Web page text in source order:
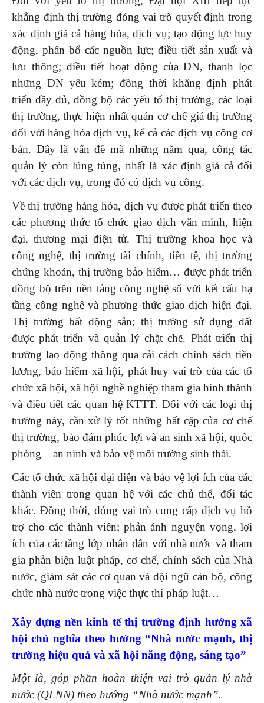
khẳng định thị trường đóng vai trò quyết định trong
xác định giá cả hàng hóa, dịch vụ; tạo động lực huy
động, phân bổ các nguồn lực; điều tiết sản xuất và
lưu thông; điều tiết hoạt động của DN, thanh lọc
những DN yếu kém; đồng thời khẳng định phát
triển đầy đủ, đồng bộ các yếu tố thị trường, các loại
thị trường, thực hiện nhất quán cơ chế giá thị trường
đối với hàng hóa dịch vụ, kể cả các dịch vụ công cơ
bản. Đây là vấn đề mà những năm qua, công tác
quản lý còn lúng túng, nhất là xác định giá cả đối
với các dịch vụ, trong đó có dịch vụ công.
Về thị trường hàng hóa, dịch vụ được phát triển theo
các phương thức tổ chức giao dịch văn minh, hiện
đại, thương mại điện tử. Thị trường khoa học và
công nghệ, thị trường tài chính, tiền tệ, thị trường
chứng khoán, thị trường bảo hiểm… được phát triển
đồng bộ trên nền tảng công nghệ số với kết cấu hạ
tầng công nghệ và phương thức giao dịch hiện đại.
Thị trường bất động sản; thị trường sử dụng đất
được phát triển và quản lý chặt chẽ. Phát triển thị
trường lao động thông qua cải cách chính sách tiền
lương, bảo hiểm xã hội, phát huy vai trò của các tổ
chức xã hội, xã hội nghề nghiệp tham gia hình thành
và điều tiết các quan hệ KTTT. Đối với các loại thị
trường này, cần xử lý tốt những bất cập của cơ chế
thị trường, bảo đảm phúc lợi và an sinh xã hội, quốc
phòng – an ninh và bảo vệ môi trường sinh thái.
Các tổ chức xã hội đại diện và bảo vệ lợi ích của các
thành viên trong quan hệ với các chủ thể, đối tác
khác. Đồng thời, đóng vai trò cung cấp dịch vụ hỗ
trợ cho các thành viên; phản ánh nguyện vọng, lợi
ích của các tầng lớp nhân dân với nhà nước và tham
gia phản biện luật pháp, cơ chế, chính sách của Nhà
nước, giám sát các cơ quan và đội ngũ cán bộ, công
chức nhà nước trong việc thực thi pháp luật…
Xây dựng nền kinh tế thị trường định hướng xã
hội chủ nghĩa theo hướng “Nhà nước mạnh, thị
trường hiệu quả và xã hội năng động, sáng tạo”
Một là, góp phần hoàn thiện vai trò quản lý nhà
nước (QLNN) theo hướng “Nhà nước mạnh”.